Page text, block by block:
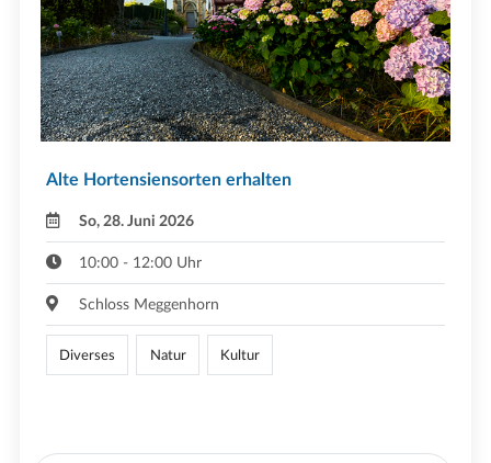
Alte Hortensiensorten erhalten
So, 28. Juni 2026
10:00 - 12:00 Uhr
Schloss Meggenhorn
Diverses Natur Kultur